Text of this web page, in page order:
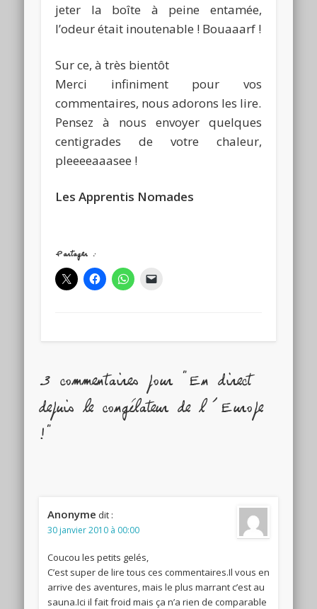
jeter la boîte à peine entamée,
l’odeur était inoutenable ! Bouaaarf !
Sur ce, à très bientôt
Merci infiniment pour vos
commentaires, nous adorons les lire.
Pensez à nous envoyer quelques
centigrades de votre chaleur,
pleeeeaaasee !
Les Apprentis Nomades
Partager :
3 commentaires pour "En direct
depuis le congélateur de l’Europe
!"
Anonyme dit :
30 janvier 2010 à 00:00
Coucou les petits gelés,
C’est super de lire tous ces commentaires.Il vous en
arrive des aventures, mais le plus marrant c’est au
sauna.Ici il fait froid mais ça n’a rien de comparable